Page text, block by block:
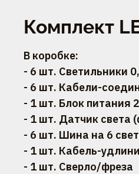
Комплект
В коробке:
- 6 шт. Светильники
- 6 шт. Кабели-
- 1 шт. Блок питания
- 1 шт. Датчик света
- 6 шт. Шина на 6
- 1 шт. Кабель-
- 1 шт. Сверло/фреза